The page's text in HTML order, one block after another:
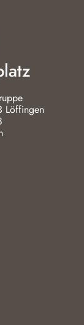
Löffingen